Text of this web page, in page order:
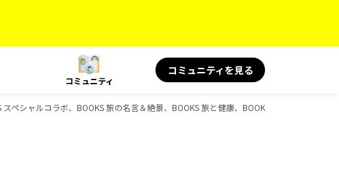
コミュニティ
コミュニティを見る
シャルコラボ、BOOKS 旅の名言＆絶景、BOOKS 旅と健康、BOOKSのガイドブック一